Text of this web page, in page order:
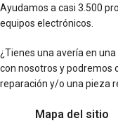
Ayudamos a casi 3.500
equipos electrónicos.
¿Tienes una avería en
con nosotros y podremos
reparación y/o una pieza
Mapa del sitio